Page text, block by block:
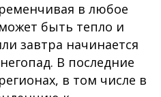
в любое
быть тепло и
завтра начинается
В последние
в том числе в